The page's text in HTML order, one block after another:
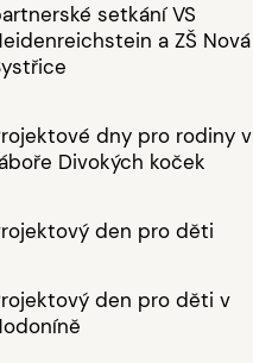
setkání VS
a ZŠ Nová
dny pro rodiny v
Divokých koček
den pro děti
den pro děti v